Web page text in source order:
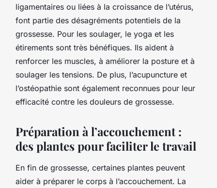
ligamentaires ou liées à la croissance de l’utérus,
font partie des désagréments potentiels de la
grossesse. Pour les soulager, le yoga et les
étirements sont très bénéfiques. Ils aident à
renforcer les muscles, à améliorer la posture et à
soulager les tensions. De plus, l’acupuncture et
l’ostéopathie sont également reconnues pour leur
efficacité contre les douleurs de grossesse.
Préparation à l’accouchement :
des plantes pour faciliter le travail
En fin de grossesse, certaines plantes peuvent
aider à préparer le corps à l’accouchement. La